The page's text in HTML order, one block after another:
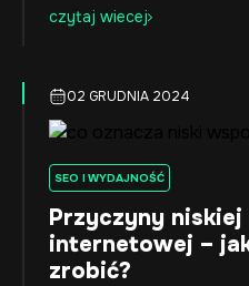
czytaj wiecej
02 GRUDNIA 2024
SEO I WYDAJNOŚĆ
Przyczyny
internetowej –
zrobić?